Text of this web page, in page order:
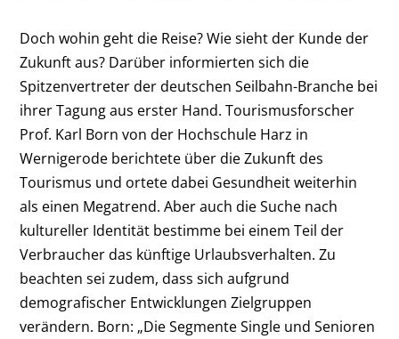
Doch wohin geht die Reise? Wie sieht der Kunde der
Zukunft aus? Darüber informierten sich die
Spitzenvertreter der deutschen Seilbahn-Branche bei
ihrer Tagung aus erster Hand. Tourismusforscher
Prof. Karl Born von der Hochschule Harz in
Wernigerode berichtete über die Zukunft des
Tourismus und ortete dabei Gesundheit weiterhin
als einen Megatrend. Aber auch die Suche nach
kultureller Identität bestimme bei einem Teil der
Verbraucher das künftige Urlaubsverhalten. Zu
beachten sei zudem, dass sich aufgrund
demografischer Entwicklungen Zielgruppen
verändern. Born: „Die Segmente Single und Senioren